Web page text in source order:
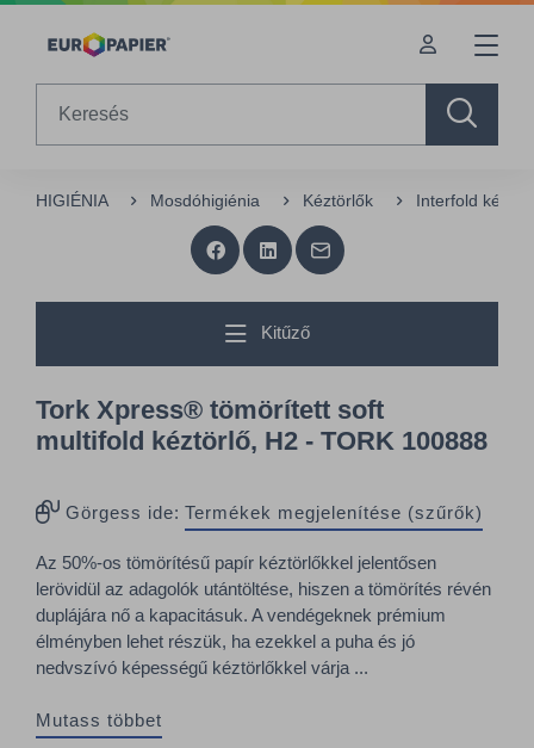
Table Of Content
Kiegészítő termékek
HIGIÉNIA Mosdóhigiénia Kéztörlők Interfold
Kitűző
Tork Xpress® tömörített soft
multifold kéztörlő, H2 - TORK 100888
Görgess ide: Termékek megjelenítése (szűrők)
Az 50%-os tömörítésű papír kéztörlőkkel jelentősen
lerövidül az adagolók utántöltése, hiszen a tömörítés révén
duplájára nő a kapacitásuk. A vendégeknek prémium
élményben lehet részük, ha ezekkel a puha és jó
nedvszívó képességű kéztörlőkkel várja ...
Mutass többet